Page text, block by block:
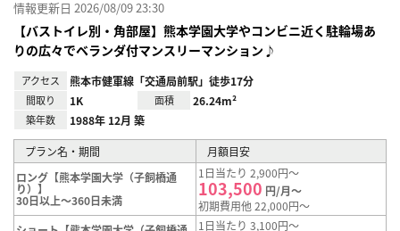
情報更新日 2026/08/09 23:30
【バストイレ別・角部屋】熊本学園大学やコンビニ近く駐輪場あ
りの広々でベランダ付マンスリーマンション♪
アクセス 熊本市健軍線「交通局前駅」徒歩17分
間取り 1K 面積 26.24m²
築年数 1988年 12月 築
プラン名・期間
月額目安
ロング【熊本学園大学（子飼橋通
り）】
30日以上～360日未満
1日当たり 2,900円～
103,500 円/月～
初期費用他 22,000円～
1日当たり 3,100円～